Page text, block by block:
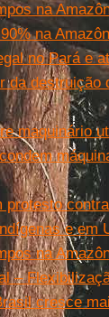
na
na
no Pará e
da destruição
maquinário
e em
na
–
cresce